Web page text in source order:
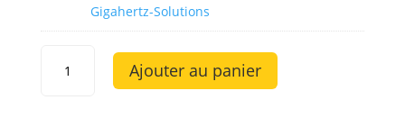
Gigahertz-Solutions
Ajouter au panier